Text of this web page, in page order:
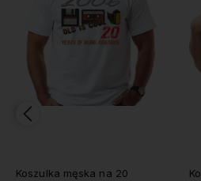
20
Koszulka męska na 20